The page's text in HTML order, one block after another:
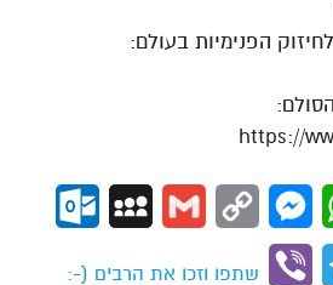
הפנימיות בעולם:
https://
WhatsApp
Messenger
Copy
Gmail
MySpace
Telegram
Viber
שתפו וזכו את הרבים (-: